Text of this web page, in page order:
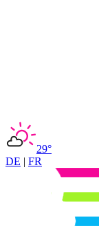
29°
DE | FR